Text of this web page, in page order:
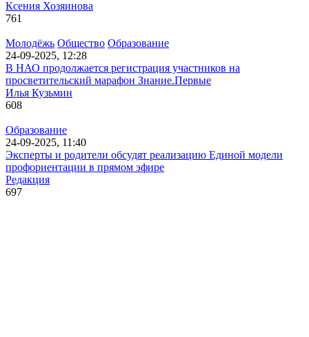
Ксения Хозяинова
761
Молодёжь Общество Образование
24-09-2025, 12:28
В НАО продолжается регистрация участников на
просветительский марафон Знание.Первые
Илья Кузьмин
608
Образование
24-09-2025, 11:40
Эксперты и родители обсудят реализацию Единой модели
профориентации в прямом эфире
Редакция
697